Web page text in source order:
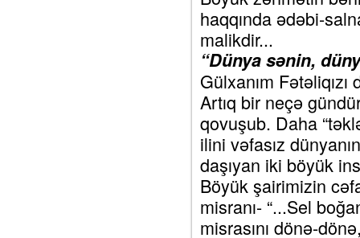
haqqında ədəbi-
malikdir...
“Dünya sənin,
Gülxanım
Artıq bir neçə
qovuşub. Daha
ilini vəfasız
daşıyan iki böyük
Böyük şairimizin
misranı- “...Sel
misrasını dönə-